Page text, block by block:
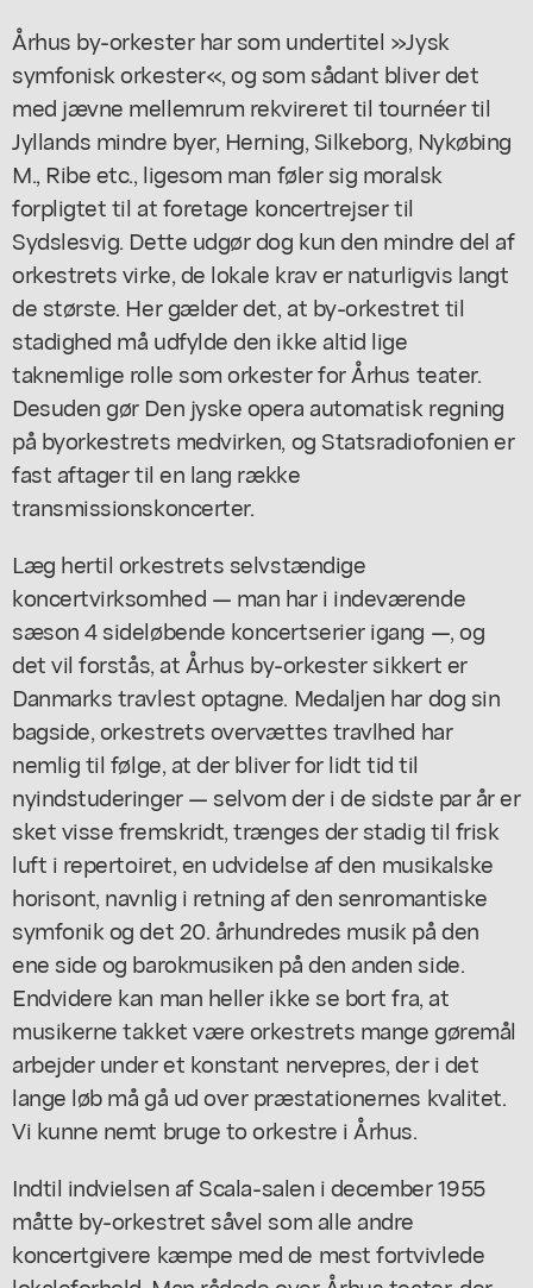
Århus by-orkester har som undertitel »Jysk
symfonisk orkester«, og som sådant bliver det
med jævne mellemrum rekvireret til tournéer til
Jyllands mindre byer, Herning, Silkeborg, Nykøbing
M., Ribe etc., ligesom man føler sig moralsk
forpligtet til at foretage koncertrejser til
Sydslesvig. Dette udgør dog kun den mindre del af
orkestrets virke, de lokale krav er naturligvis langt
de største. Her gælder det, at by-orkestret til
stadighed må udfylde den ikke altid lige
taknemlige rolle som orkester for Århus teater.
Desuden gør Den jyske opera automatisk regning
på byorkestrets medvirken, og Statsradiofonien er
fast aftager til en lang række
transmissionskoncerter.
Læg hertil orkestrets selvstændige
koncertvirksomhed — man har i indeværende
sæson 4 sideløbende koncertserier igang —, og
det vil forstås, at Århus by-orkester sikkert er
Danmarks travlest optagne. Medaljen har dog sin
bagside, orkestrets overvættes travlhed har
nemlig til følge, at der bliver for lidt tid til
nyindstuderinger — selvom der i de sidste par år er
sket visse fremskridt, trænges der stadig til frisk
luft i repertoiret, en udvidelse af den musikalske
horisont, navnlig i retning af den senromantiske
symfonik og det 20. århundredes musik på den
ene side og barokmusiken på den anden side.
Endvidere kan man heller ikke se bort fra, at
musikerne takket være orkestrets mange gøremål
arbejder under et konstant nervepres, der i det
lange løb må gå ud over præstationernes kvalitet.
Vi kunne nemt bruge to orkestre i Århus.
Indtil indvielsen af Scala-salen i december 1955
måtte by-orkestret såvel som alle andre
koncertgivere kæmpe med de mest fortvivlede